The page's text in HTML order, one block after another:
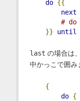
do {{
next
# do
}}
until
last の場合は
中かっこで囲み
{
do {